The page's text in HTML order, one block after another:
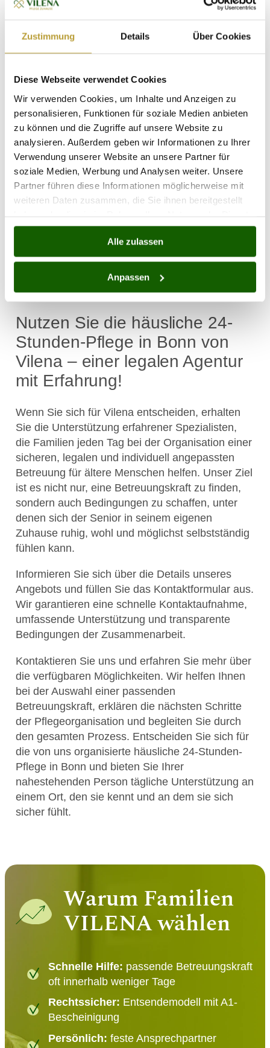
Zustimmung Details Über Cookies
Diese Webseite verwendet Cookies
Wir verwenden Cookies, um Inhalte und Anzeigen zu
personalisieren, Funktionen für soziale Medien anbieten
zu können und die Zugriffe auf unsere Website zu
analysieren. Außerdem geben wir Informationen zu Ihrer
Verwendung unserer Website an unsere Partner für
soziale Medien, Werbung und Analysen weiter. Unsere
Partner führen diese Informationen möglicherweise mit
weiteren Daten zusammen, die Sie ihnen bereitgestellt
gesammelt haben.
Alle zulassen
Anpassen
die Beschäftigung einer deutschen
häufig mit deutlich höheren Kosten verbunden.
Die Kosten für den Aufenthalt in einer Einrichtung
zusätzlichen Leistungen ab. Ein Einzelzimmer,
eine spezielle Ernährung oder eine erweiterte
Betreuung können die monatlichen Gebühren
erheblich erhöhen.
Bei der direkten Beschäftigung einer
Betreuungskraft übernimmt die Familie zudem
die Pflichten des Arbeitgebers, darunter Fragen
der Versicherung, des Urlaubs, der Formalitäten
Zusammenarbeit mit Vilena hilft dabei, diesen
Prozess zu strukturieren und ein Modell zu
nutzen, bei dem die Bedingungen klar sind und
der Umfang der Unterstützung an die konkrete
Situation angepasst wird.
Nutzen Sie die häusliche 24-
Stunden-Pflege in Bonn von
Vilena – einer legalen Agentur
mit Erfahrung!
Wenn Sie sich für Vilena entscheiden, erhalten
Sie die Unterstützung erfahrener Spezialisten,
die Familien jeden Tag bei der Organisation einer
sicheren, legalen und individuell angepassten
Betreuung für ältere Menschen helfen. Unser Ziel
ist es nicht nur, eine Betreuungskraft zu finden,
sondern auch Bedingungen zu schaffen, unter
denen sich der Senior in seinem eigenen
Zuhause ruhig, wohl und möglichst selbstständig
fühlen kann.
Informieren Sie sich über die Details unseres
Angebots und füllen Sie das Kontaktformular aus.
Wir garantieren eine schnelle Kontaktaufnahme,
umfassende Unterstützung und transparente
Bedingungen der Zusammenarbeit.
Kontaktieren Sie uns und erfahren Sie mehr über
die verfügbaren Möglichkeiten. Wir helfen Ihnen
bei der Auswahl einer passenden
Betreuungskraft, erklären die nächsten Schritte
der Pflegeorganisation und begleiten Sie durch
den gesamten Prozess. Entscheiden Sie sich für
die von uns organisierte häusliche 24-Stunden-
Pflege in Bonn und bieten Sie Ihrer
nahestehenden Person tägliche Unterstützung an
einem Ort, den sie kennt und an dem sie sich
sicher fühlt.
Warum Familien
VILENA wählen
Schnelle Hilfe: passende Betreuungskraft
oft innerhalb weniger Tage
Rechtssicher: Entsendemodell mit A1-
Bescheinigung
Persönlich: feste Ansprechpartner